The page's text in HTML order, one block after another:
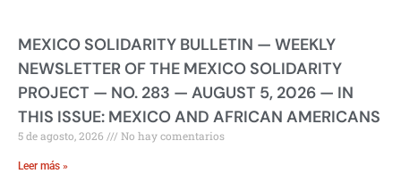
MEXICO SOLIDARITY BULLETIN — WEEKLY
NEWSLETTER OF THE MEXICO SOLIDARITY
PROJECT — NO. 283 — AUGUST 5, 2026 — IN
THIS ISSUE: MEXICO AND AFRICAN AMERICANS
5 de agosto, 2026 No hay comentarios
Leer más »